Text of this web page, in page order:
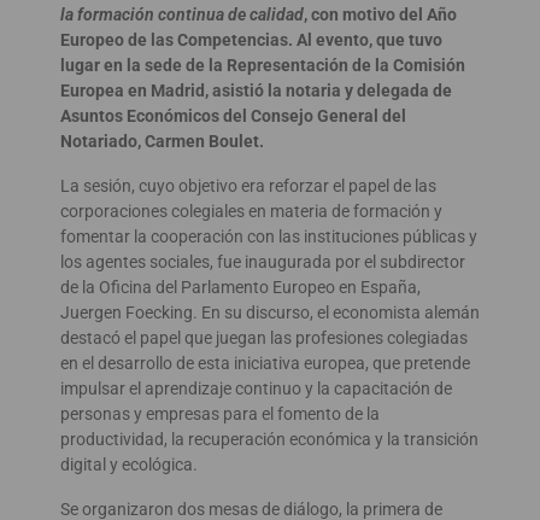
la formación continua de calidad, con motivo del Año
Europeo de las Competencias. Al evento, que tuvo
lugar en la sede de la Representación de la Comisión
Europea en Madrid, asistió la notaria y delegada de
Asuntos Económicos del Consejo General del
Notariado, Carmen Boulet.
La sesión, cuyo objetivo era reforzar el papel de las
corporaciones colegiales en materia de formación y
fomentar la cooperación con las instituciones públicas y
los agentes sociales, fue inaugurada por el subdirector
de la Oficina del Parlamento Europeo en España,
Juergen Foecking. En su discurso, el economista alemán
destacó el papel que juegan las profesiones colegiadas
en el desarrollo de esta iniciativa europea, que pretende
impulsar el aprendizaje continuo y la capacitación de
personas y empresas para el fomento de la
productividad, la recuperación económica y la transición
digital y ecológica.
Se organizaron dos mesas de diálogo, la primera de